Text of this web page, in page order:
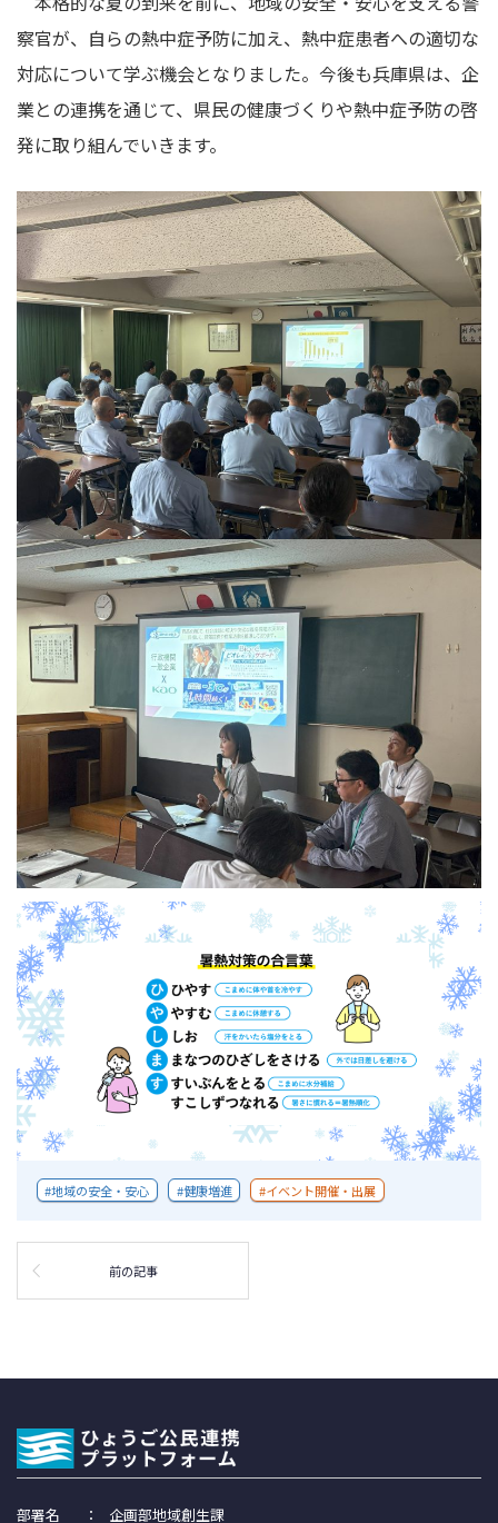
察官が、自らの熱中症予防に加え、熱中症患者への適切な
対応について学ぶ機会となりました。今後も兵庫県は、企
業との連携を通じて、県民の健康づくりや熱中症予防の啓
発に取り組んでいきます。
地域の安全・安心 健康増進 イベント開催・出展
前の記事
部署名 ： 企画部地域創生課